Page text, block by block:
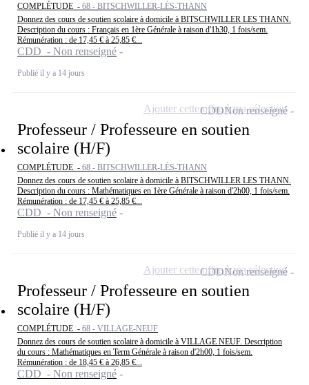
COMPLÉTUDE - 68 - BITSCHWILLER-LÈS-THANN
Donnez des cours de soutien scolaire à domicile à BITSCHWILLER LES THANN.
Description du cours : Français en 1ère Générale à raison d'1h30, 1 fois/sem.
Rémunération : de 17,45 € à 25,85 €...
CDD - Non renseigné
Publié il y a 14 jours
Professeur / Professeure en soutien
scolaire (H/F)
COMPLÉTUDE - 68 - BITSCHWILLER-LÈS-THANN
Donnez des cours de soutien scolaire à domicile à BITSCHWILLER LES THANN.
Description du cours : Mathématiques en 1ère Générale à raison d'2h00, 1 fois/sem.
Rémunération : de 17,45 € à 25,85 €...
CDD - Non renseigné
Publié il y a 14 jours
CDDNon renseigné
Ajouter cette offre à ma sélection
Professeur / Professeure en soutien
scolaire (H/F)
COMPLÉTUDE - 68 - VILLAGE-NEUF
Donnez des cours de soutien scolaire à domicile à VILLAGE NEUF. Description
du cours : Mathématiques en Term Générale à raison d'2h00, 1 fois/sem.
Rémunération : de 18,45 € à 26,85 €...
CDD - Non renseigné
CDDNon renseigné
Ajouter cette offre à ma sélection